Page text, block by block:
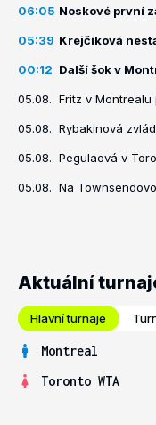
06:05 Noskové první
05:39 Krejčíková
00:12 Další šok v
05.08. Fritz v
05.08. Rybakinová
05.08. Pegulaová v
05.08. Na
Aktuální
Hlavní turnaje
Montreal
Toronto WTA